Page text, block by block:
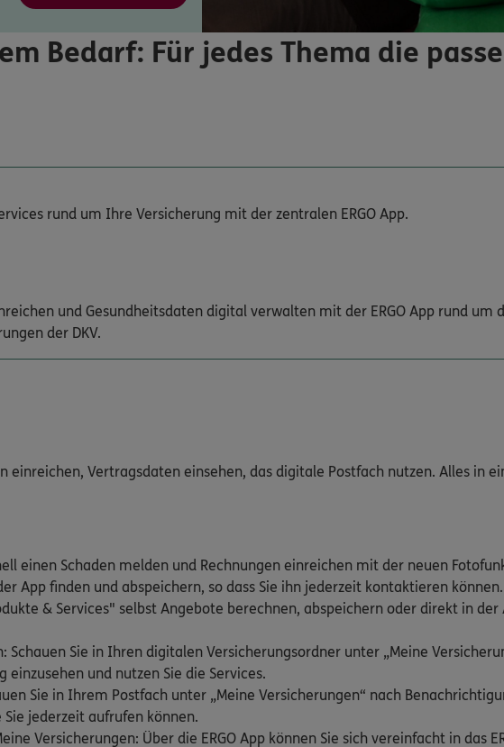
Bedarf: Für jedes Thema die
rund um Ihre Versicherung mit der zentralen ERGO App.
und Gesundheitsdaten digital verwalten mit der ERGO App rund um
der DKV.
einreichen, Vertragsdaten einsehen, das digitale Postfach nutzen. Alles in
einen Schaden melden und Rechnungen einreichen mit der neuen
App finden und abspeichern, so dass Sie ihn jederzeit kontaktieren können.
& Services" selbst Angebote berechnen, abspeichern oder direkt in der
Schauen Sie in Ihren digitalen Versicherungsordner unter „Meine
einzusehen und nutzen Sie die Services.
Sie in Ihrem Postfach unter „Meine Versicherungen“ nach
jederzeit aufrufen können.
Versicherungen: Über die ERGO App können Sie sich vereinfacht in das